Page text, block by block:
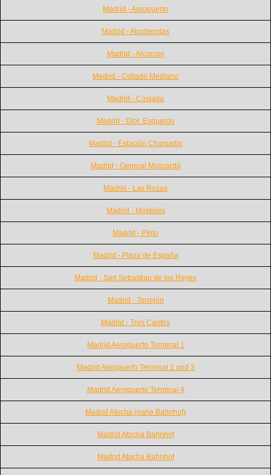
Madrid - Aeropuerto
Madrid - Alcobendas
Madrid - Alcorcon
Madrid - Collado Mediano
Madrid - Coslada
Madrid - Dtor. Esquerdo
Madrid - Estación Chamartin
Madrid - General Moscardó
Madrid - Las Rozas
Madrid - Mostoles
Madrid - Pinto
Madrid - Plaza de España
Madrid - San Sebastian de los Reyes
Madrid - Torrejón
Madrid - Tres Cantos
Madrid Aeropuerto Terminal 1
Madrid Aeropuerto Terminal 2 und 3
Madrid Aeropuerto Terminal 4
Madrid Atocha (nahe Bahnhof)
Madrid Atocha Bahnhof
Madrid Atocha Bahnhof